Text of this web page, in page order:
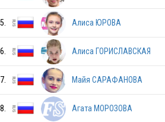
Алиса ЮРОВА
Алиса ГОРИСЛАВСКАЯ
Майя САРАФАНОВА
Агата МОРОЗОВА